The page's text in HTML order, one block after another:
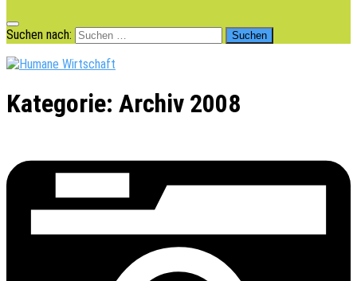
Suchen nach:
Kategorie: Archiv 2008